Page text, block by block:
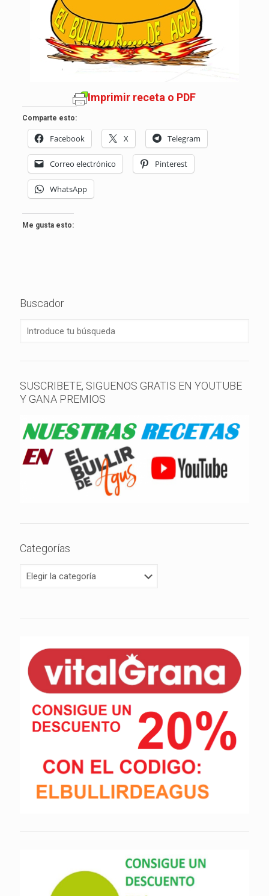
Imprimir receta o PDF
Comparte esto:
Facebook X Telegram
Correo electrónico Pinterest
WhatsApp
Me gusta esto:
Buscador
SUSCRIBETE, SIGUENOS GRATIS EN YOUTUBE
Y GANA PREMIOS
Categorías